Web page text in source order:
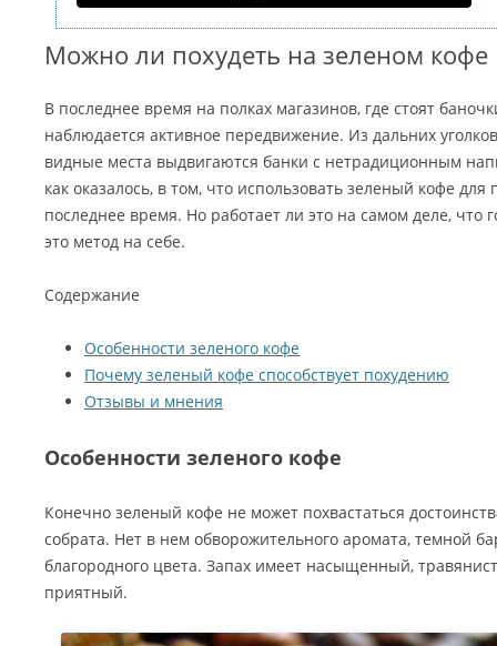
Можно ли похудеть на зеленом кофе
В последнее время на полках магазинов, где стоят
наблюдается активное передвижение. Из дальних
видные места выдвигаются банки с нетрадиционным
как оказалось, в том, что использовать зеленый кофе
последнее время. Но работает ли это на самом деле, что
это метод на себе.
Содержание
Особенности зеленого кофе
Почему зеленый кофе способствует похудению
Отзывы и мнения
Особенности зеленого кофе
Конечно зеленый кофе не может похвастаться
собрата. Нет в нем обворожительного аромата, темной
благородного цвета. Запах имеет насыщенный,
приятный.